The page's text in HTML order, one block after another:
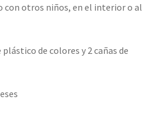
con otros niños, en el interior o al
de colores y 2 cañas de